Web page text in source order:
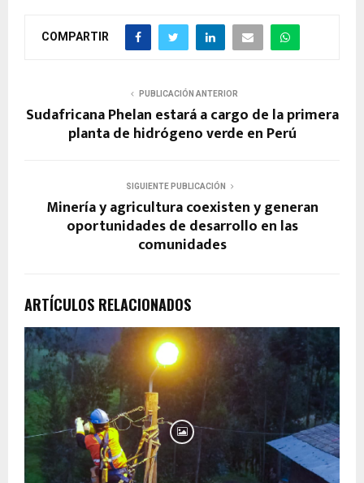
COMPARTIR
PUBLICACIÓN ANTERIOR
Sudafricana Phelan estará a cargo de la primera
planta de hidrógeno verde en Perú
SIGUIENTE PUBLICACIÓN
Minería y agricultura coexisten y generan
oportunidades de desarrollo en las
comunidades
ARTÍCULOS RELACIONADOS